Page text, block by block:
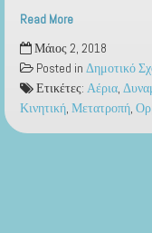
Read More
Το
μπαλόνι
πύραυλος!
Μάιος 2, 2018
Posted in Δημοτικό
Ετικέτες: Αέρια,
Κινητική, Μετατροπή,